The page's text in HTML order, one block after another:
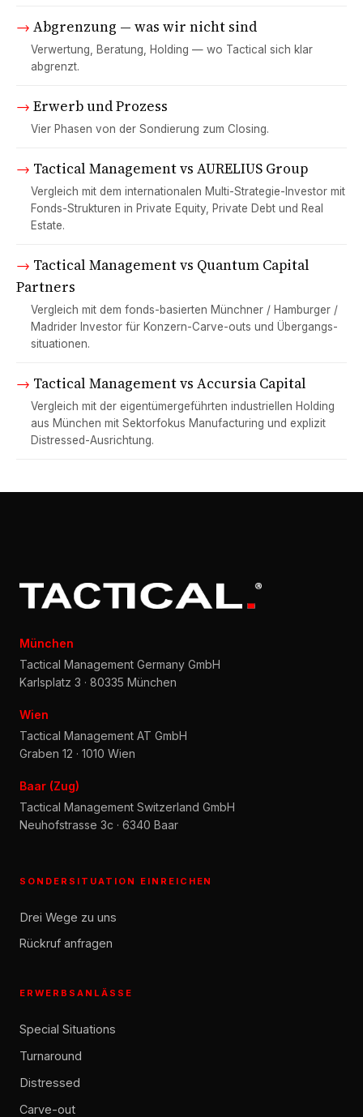
→ Abgrenzung — was wir nicht sind
Verwertung, Beratung, Holding — wo Tactical sich klar
abgrenzt.
→ Erwerb und Prozess
Vier Phasen von der Sondierung zum Closing.
→ Tactical Management vs AURELIUS Group
Vergleich mit dem internationalen Multi-Strategie-Investor mit
Fonds-Strukturen in Private Equity, Private Debt und Real
Estate.
→ Tactical Management vs Quantum Capital
Partners
Vergleich mit dem fonds-basierten Münchner / Hamburger /
Madrider Investor für Konzern-Carve-outs und Übergangs­
situationen.
→ Tactical Management vs Accursia Capital
Vergleich mit der eigentümer­geführten industriellen Holding
aus München mit Sektor­fokus Manufacturing und explizit
Distressed-Ausrichtung.
München
Tactical Management Germany GmbH
Karlsplatz 3 · 80335 München
Wien
Tactical Management AT GmbH
Graben 12 · 1010 Wien
Baar (Zug)
Tactical Management Switzerland GmbH
Neuhofstrasse 3c · 6340 Baar
SONDERSITUATION EINREICHEN
Drei Wege zu uns
Rückruf anfragen
ERWERBSANLÄSSE
Special Situations
Turnaround
Distressed
Carve-out